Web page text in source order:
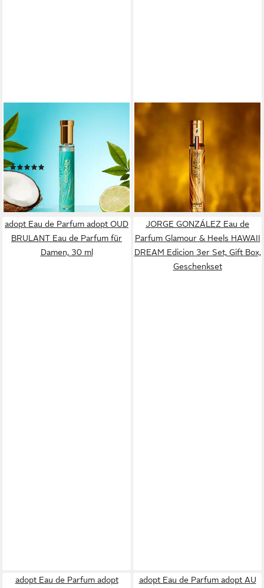
ADOPT
Eau de Parfum adopt COCO
LADA Eau de Parfum 30 ml
Exotischer Damenduft
11,95 €
(39,83 €/ 100 ml)
lieferbar - in 3-4 Werktagen bei dir
Eau de Parfum adopt LADY
GLITTER Eau de Parfum
30ml Damenduft
(39,83 €/ 100 ml)
lieferbar - in 3-4 Werktagen bei dir
adopt Eau de Parfum adopt OUD
BRULANT Eau de Parfum für
Damen, 30 ml
JORGE GONZÁLEZ Eau de
Parfum Glamour & Heels HAWAII
DREAM Edicion 3er Set, Gift Box,
Geschenkset
adopt Eau de Parfum adopt
adopt Eau de Parfum adopt AU